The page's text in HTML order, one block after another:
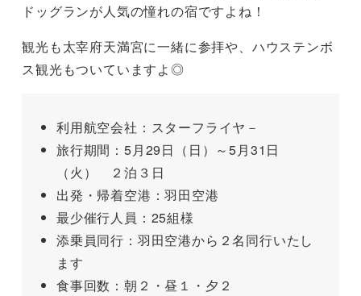
ドッグランが人気の憧れの宿ですよね！
観光も太宰府天満宮に一緒に参拝や、ハウステンボ
ス観光もついていますよ◎
利用航空会社：スターフライヤ－
旅行期間：5月29日（日）～5月31日
（火） ２泊３日
出発・帰着空港：羽田空港
最少催行人員：25組様
添乗員同行：羽田空港から２名同行いたし
ます
食事回数：朝２・昼１・夕２